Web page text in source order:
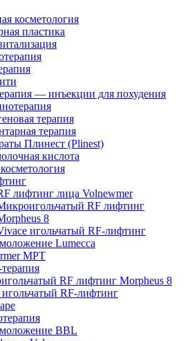
косметология
пластика
— инъекции для похудения
терапия
терапия
Плинест (Plinest)
кислота
лифтинг лица Volnewmer
RF лифтинг
8
игольчатый RF-лифтинг
Lumecca
MPT
RF лифтинг Morpheus 8
RF-лифтинг
BBL